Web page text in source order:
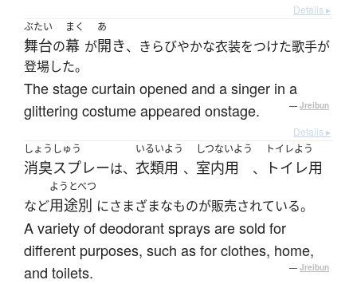
Details ▸
ぶたい
舞台の
まく
幕 が
あ
開き、きらびやかな衣装をつけた歌手が
登場した。
The stage curtain opened and a singer in a
glittering costume appeared onstage.
— Jreibun
Details ▸
しょうしゅう
消臭スプレーは、
いるいよう
衣類用 、
しつないよう
室内用 、
トイレよう
トイレ用
など
ようとべつ
用途別 にさまざまなものが販売されている。
A variety of deodorant sprays are sold for
different purposes, such as for clothes, home,
and toilets.
— Jreibun